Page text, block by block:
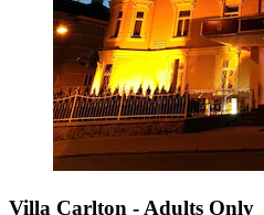
Villa Carlton - Adults Only